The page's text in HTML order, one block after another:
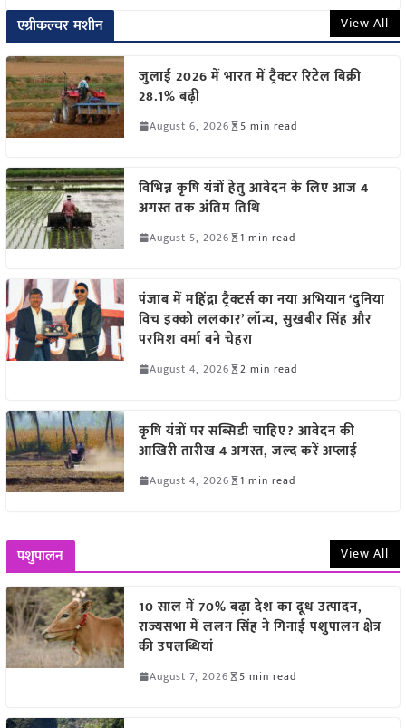
एग्रीकल्चर मशीन View All
जुलाई 2026 में भारत में ट्रैक्टर रिटेल बिक्री
28.1% बढ़ी
August 6, 2026 5 min read
विभिन्न कृषि यंत्रों हेतु आवेदन के लिए आज 4
अगस्त तक अंतिम तिथि
August 5, 2026 1 min read
पंजाब में महिंद्रा ट्रैक्टर्स का नया अभियान ‘दुनिया
विच इक्को ललकार’ लॉन्च, सुखबीर सिंह और
परमिश वर्मा बने चेहरा
August 4, 2026 2 min read
कृषि यंत्रों पर सब्सिडी चाहिए? आवेदन की
आखिरी तारीख 4 अगस्त, जल्द करें अप्लाई
August 4, 2026 1 min read
पशुपालन View All
10 साल में 70% बढ़ा देश का दूध उत्पादन,
राज्यसभा में ललन सिंह ने गिनाईं पशुपालन क्षेत्र
की उपलब्धियां
August 7, 2026 5 min read